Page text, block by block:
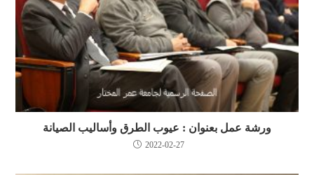
ورشة عمل بعنوان : عيوب الطرق وأساليب الصيانة
2022-02-27